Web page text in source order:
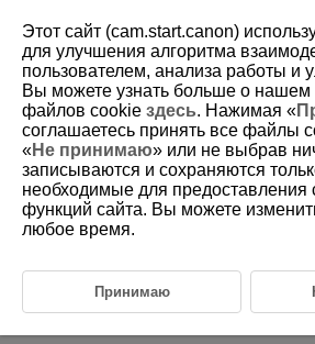
D292-070
Коррекция баланса белого
Коррекция баланса белого
Автоматический брекетинг баланса
имеющихся в продаже фильтров
температуры или фильтров
Этот сайт (cam.start.canon)
для улучшения алгоритма
пользователем, анализа работы и
Вы можете узнать больше о нашем
файлов cookie здесь. Нажимая «
соглашаетесь принять все файлы
«Не принимаю» или не выбрав
записываются и сохраняются
необходимые для предоставления
функций сайта. Вы можете
любое время.
Принимаю